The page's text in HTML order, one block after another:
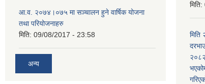
आ.व. २०७४।०७५ मा सञ्चालन हुने वार्षिक योजना
तथा परियोजनाहरु
मिति: 09/08/2017 - 23:58
अन्य
मिति: